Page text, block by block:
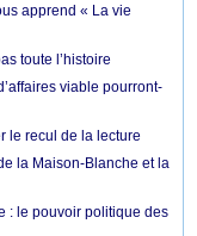
apprend « La vie
toute l’histoire
viable pourront-
le recul de la lecture
la Maison-Blanche et la
: le pouvoir politique des